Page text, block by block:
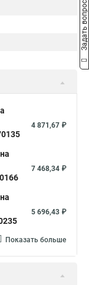
4 871,67 ₽
7 468,34 ₽
5 696,43 ₽
Показать больше
Задать вопрос